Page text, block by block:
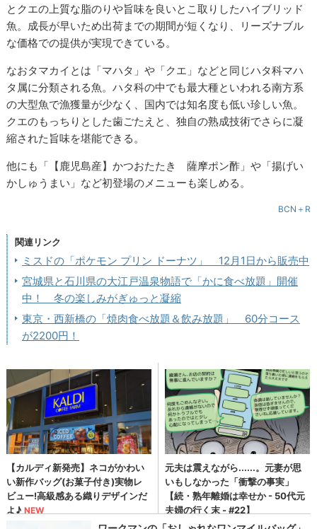
とクエの上質な脂のりや旨味を良いとこ取りしたハイブリッド
魚。成長が早いため出荷までの期間が短くなり、リーズナブル
な価格での提供が実現できている。
なおタマカイとは「マハタ」や「クエ」などと同じハタ科マハ
タ属に分類される魚。ハタ科の中でも最大種といわれる南方系
の大型魚で漁獲量が少なく、国内では知名度も低い珍しい魚。
クエのもっちりとした歯ごたえと、独自の熟成技術でさらに凝
縮された旨味を堪能できる。
他にも「【鹿児島産】かつおたたき 薩摩ポン酢」や「揚げい
かしゅうまい」など初登場のメニューも楽しめる。
BCN＋R
関連リンク
ミスドの「ポケモン プリン ドーナツ」 12月1日から販売中
宮城県と石川県の大江戸温泉物語で「かに食べ放題」開催
中！ 冬の楽しみがぎゅっと凝縮
東京・西新橋の「焼肉食べ放題＆飲み放題」 60分コース
が2200円！